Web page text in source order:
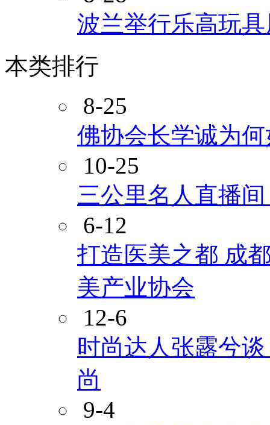
波兰举行乐高玩
本类排行
8-25
佛协会长学诚为
10-25
三公里名人直播
6-12
打造医美之都 成
美产业协会
12-6
时尚达人张露兮
尚
9-4